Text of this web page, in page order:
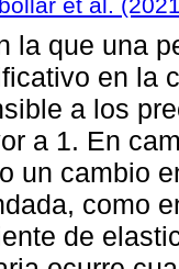
la que una
en la
a los
a 1. En
un cambio
como
de